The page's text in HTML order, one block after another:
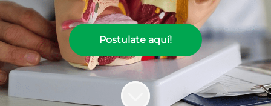
Postulate aquí!